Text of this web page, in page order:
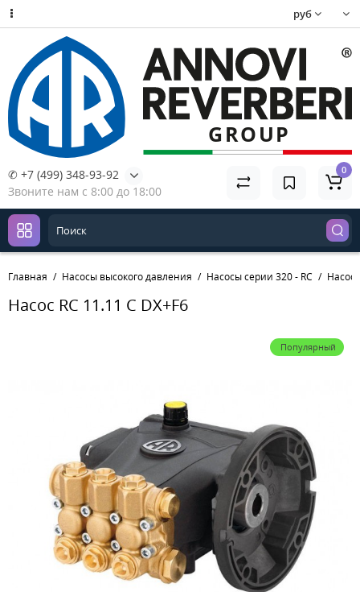
руб
✆ +7 (499) 348-93-92
Звоните нам с 8:00 до 18:00
0
Главная Насосы высокого давления Насосы серии 320 - RC Насос
Насос RC 11.11 C DX+F6
Популярный